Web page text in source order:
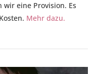
eine Provision. Es
Mehr dazu.